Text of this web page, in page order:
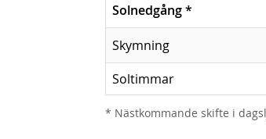
Solnedgång*
Skymning
Soltimmar
* Nästkommande skifte i